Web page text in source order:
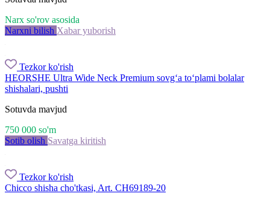
Narx so'rov asosida
Narxni bilish Xabar yuborish
Tezkor ko'rish
HEORSHE Ultra Wide Neck Premium sovg‘a to‘plami bolalar
shishalari, pushti
Sotuvda mavjud
750 000 so'm
Sotib olish Savatga kiritish
Tezkor ko'rish
Chicco shisha cho'tkasi, Art. CH69189-20